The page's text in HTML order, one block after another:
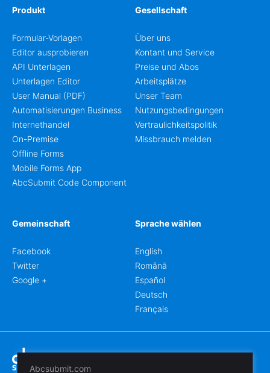
Produkt
Formular-Vorlagen
Editor ausprobieren
API Unterlagen
Unterlagen Editor
User Manual (PDF)
Automatisierungen Business
Internethandel
On-Premise
Offline Forms
Mobile Forms App
AbcSubmit Code Component
Gesellschaft
Über uns
Kontant und Service
Preise und Abos
Arbeitsplätze
Unser Team
Nutzungsbedingungen
Vertraulichkeitspolitik
Missbrauch melden
Gemeinschaft
Facebook
Twitter
Google +
Sprache wählen
English
Română
Español
Deutsch
Français
Abcsubmit.com